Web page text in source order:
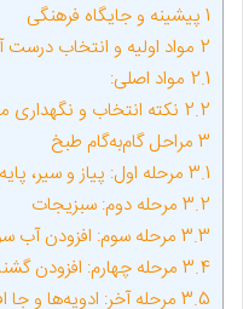
1 پیشینه و جایگاه فرهنگی
2 مواد اولیه و انتخاب درست
2.1 مواد اصلی:
2.2 نکته انتخاب و نگهداری
3 مراحل گام‌به‌گام طبخ
3.1مرحله اول: پیاز و سیر،
3.2 مرحله دوم: سبزیجات
3.3مرحله سوم: افزودن آب
3.4مرحله چهارم: افزودن
3.5 مرحله آخر: ادویه‌ها و جا